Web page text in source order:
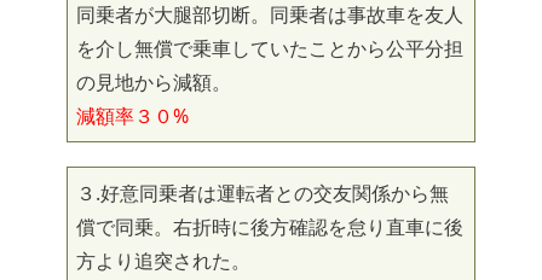
同乗者が大腿部切断。同乗者は事故車を友人
を介し無償で乗車していたことから公平分担
の見地から減額。
減額率３０%
３.好意同乗者は運転者との交友関係から無
償で同乗。右折時に後方確認を怠り直車に後
方より追突された。